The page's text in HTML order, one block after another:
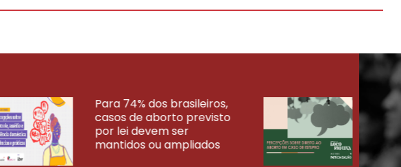
Para 74% dos brasileiros,
casos de aborto previsto
por lei devem ser
mantidos ou ampliados
VEJA MAIS PESQUISAS